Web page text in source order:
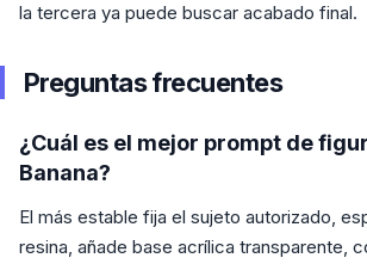
la tercera ya puede buscar acabado final.
Preguntas frecuentes
¿Cuál es el mejor prompt de
Banana?
El más estable fija el sujeto autorizado,
resina, añade base acrílica transparente,